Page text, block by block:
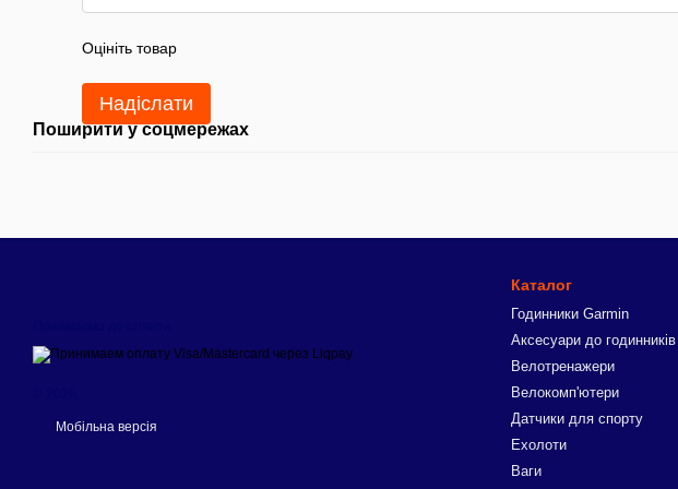
Оцініть товар
Надіслати
Поширити у соцмережах
Мобільна версія
Каталог
Годинники Garmin
Аксесуари до годинників
Велотренажери
Велокомп'ютери
Датчики для спорту
Ехолоти
Ваги